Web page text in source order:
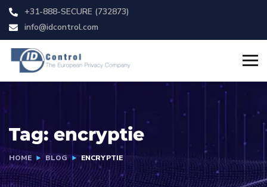
+31-888-SECURE (732873)
info@idcontrol.com
Tag: encryptie
HOME BLOG ENCRYPTIE